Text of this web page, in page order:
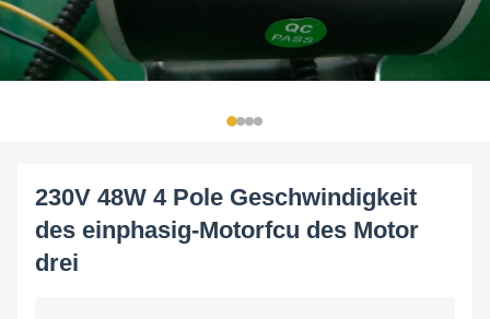
230V 48W 4 Pole Geschwindigkeit
des einphasig-Motorfcu des Motor
drei